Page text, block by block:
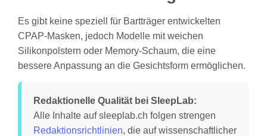
Es gibt keine speziell für Bartträger entwickelten
CPAP-Masken, jedoch Modelle mit weichen
Silikonpolstern oder Memory-Schaum, die eine
bessere Anpassung an die Gesichtsform ermöglichen.
Redaktionelle Qualität bei SleepLab:
Alle Inhalte auf sleeplab.ch folgen strengen
Redaktionsrichtlinien, die auf wissenschaftlicher